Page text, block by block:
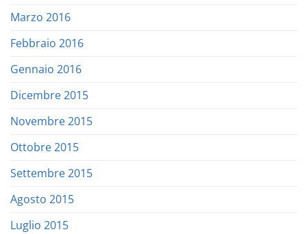
Marzo 2016
Febbraio 2016
Gennaio 2016
Dicembre 2015
Novembre 2015
Ottobre 2015
Settembre 2015
Agosto 2015
Luglio 2015